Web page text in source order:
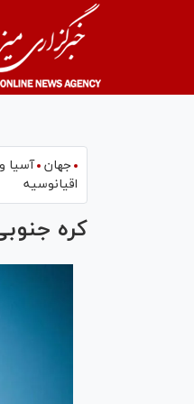
جهان آسیا و
اقیانوسیه
کره